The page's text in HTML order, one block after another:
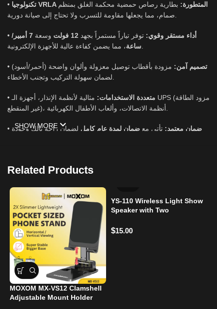
• تكنولوجيا VRLA المتطورة: بطارية رصاص حمضية محكمة الغلق بمنظم
صمام، مما يجعلها مقاومة للتسرب ولا تحتاج إلى صيانة دورية.
• أداء مستقر وقوي: توفر تياراً مستمراً بجهد 12 فولت وسعة
7 أمبير/
ساعة، مما يضمن كفاءة عالية للأجهزة الإلكترونية.
• تصميم آمن: مزودة بأقطاب توصيل معزولة وألوان واضحة (أحمر/أسود)
لضمان سهولة التركيب وتجنب الأخطاء.
• متعددة الاستخدامات: مثالية لأنظمة الإنذار، أجهزة الـ UPS (مزود الطاقة
غير المنقطع)، أنظمة الاتصالات، وألعاب الأطفال الكهربائية.
• ضمان معتمد: تأتي مع ضمان لمدة عام كامل لضمان راحة بالك وجودة
الجهد الكهربائي: 12V
السعة:7Ah
بلد المنشأ: فيتنام
SHOW MORE
Related Products
MOXOM MX-VS12 Clamshell
Adjustable Mount Holder
YS-110 Wireless Light Show
Speaker with Two
$15.00